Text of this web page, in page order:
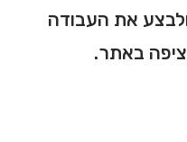
ולבצע את העבודה
באתר.